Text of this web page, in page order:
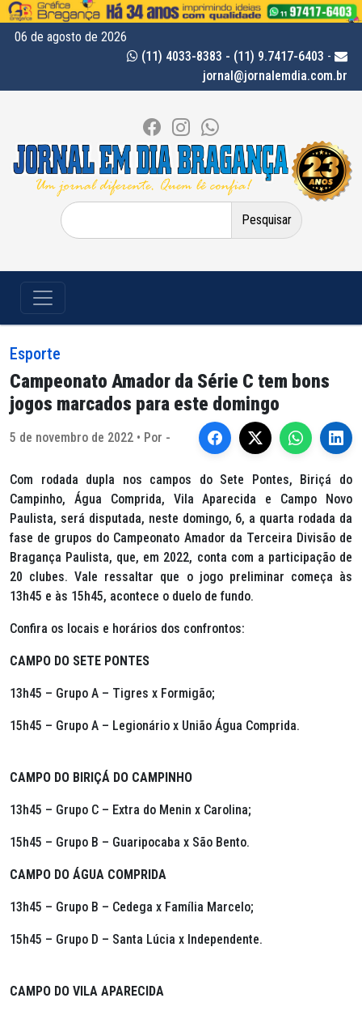
06 de agosto de 2026
(11) 4033-8383 - (11) 9.7417-6403 -
jornal@jornalemdia.com.br
Pesquisar
por:
Esporte
Campeonato Amador da Série C tem bons
jogos marcados para este domingo
5 de novembro de 2022 • Por -
Com rodada dupla nos campos do Sete Pontes, Biriçá do
Campinho, Água Comprida, Vila Aparecida e Campo Novo
Paulista, será disputada, neste domingo, 6, a quarta rodada da
fase de grupos do Campeonato Amador da Terceira Divisão de
Bragança Paulista, que, em 2022, conta com a participação de
20 clubes. Vale ressaltar que o jogo preliminar começa às
13h45 e às 15h45, acontece o duelo de fundo.
Confira os locais e horários dos confrontos:
CAMPO DO SETE PONTES
13h45 – Grupo A – Tigres x Formigão;
15h45 – Grupo A – Legionário x União Água Comprida.
CAMPO DO BIRIÇÁ DO CAMPINHO
13h45 – Grupo C – Extra do Menin x Carolina;
15h45 – Grupo B – Guaripocaba x São Bento.
CAMPO DO ÁGUA COMPRIDA
13h45 – Grupo B – Cedega x Família Marcelo;
15h45 – Grupo D – Santa Lúcia x Independente.
CAMPO DO VILA APARECIDA